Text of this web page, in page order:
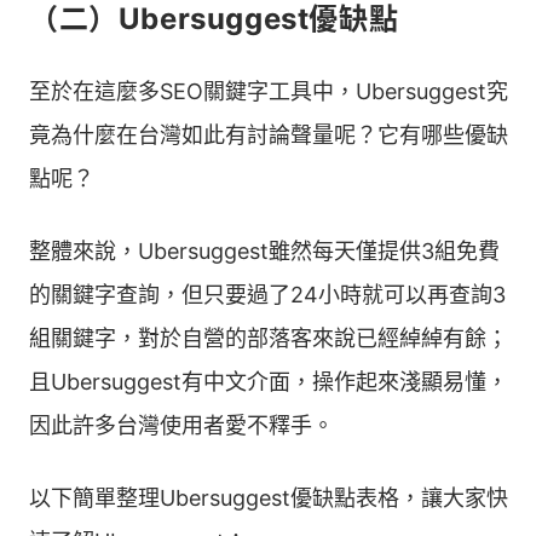
（二）Ubersuggest優缺點
至於在這麼多SEO關鍵字工具中，Ubersuggest究
竟為什麼在台灣如此有討論聲量呢？它有哪些優缺
點呢？
整體來說，Ubersuggest雖然每天僅提供3組免費
的關鍵字查詢，但只要過了24小時就可以再查詢3
組關鍵字，對於自營的部落客來說已經綽綽有餘；
且Ubersuggest有中文介面，操作起來淺顯易懂，
因此許多台灣使用者愛不釋手。
以下簡單整理Ubersuggest優缺點表格，讓大家快